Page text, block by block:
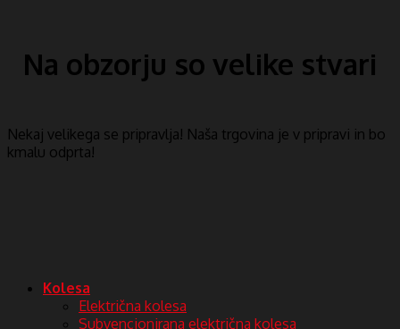
Na obzorju so velike stvari
Nekaj ​​velikega se pripravlja! Naša trgovina je v pripravi in ​​bo
kmalu odprta!
Kolesa
Električna kolesa
Subvencionirana električna kolesa